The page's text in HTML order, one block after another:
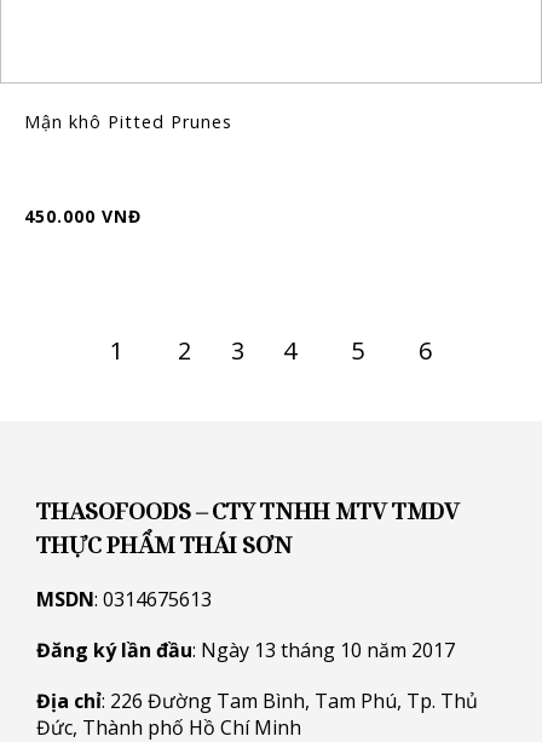
Mận khô Pitted Prunes
450.000 VNĐ
1 2 3 4 5 6
THASOFOODS – CTY TNHH MTV TMDV
THỰC PHẨM THÁI SƠN
MSDN: 0314675613
Đăng ký lần đầu: Ngày 13 tháng 10 năm 2017
Địa chỉ: 226 Đường Tam Bình, Tam Phú, Tp. Thủ
Đức, Thành phố Hồ Chí Minh